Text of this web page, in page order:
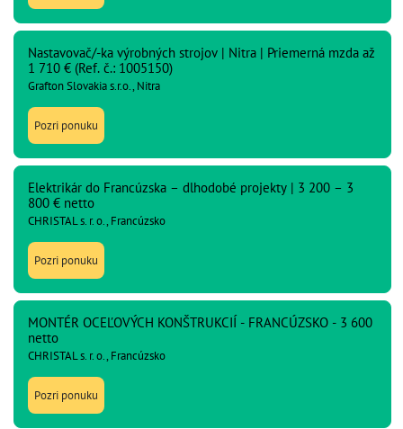
Nastavovač/-ka výrobných strojov | Nitra | Priemerná mzda až
1 710 € (Ref. č.: 1005150)
Grafton Slovakia s.r.o., Nitra
Pozri ponuku
Elektrikár do Francúzska – dlhodobé projekty | 3 200 – 3
800 € netto
CHRISTAL s. r. o., Francúzsko
Pozri ponuku
MONTÉR OCEĽOVÝCH KONŠTRUKCIÍ - FRANCÚZSKO - 3 600
netto
CHRISTAL s. r. o., Francúzsko
Pozri ponuku